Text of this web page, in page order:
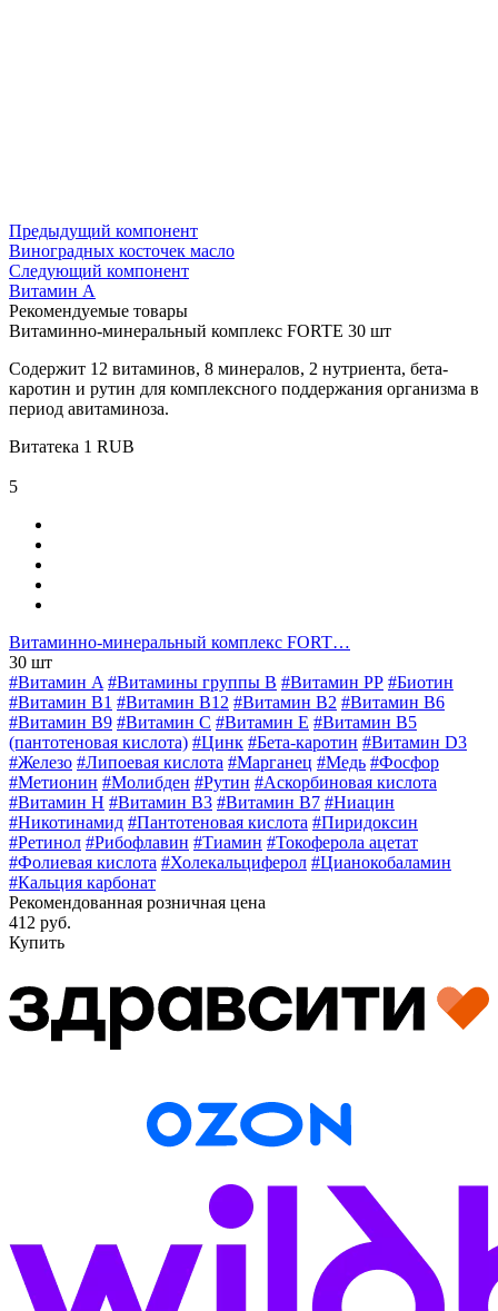
Предыдущий компонент
Виноградных косточек масло
Следующий компонент
Витамин A
Рекомендуемые товары
Витаминно-минеральный комплекс FORTE 30 шт
Содержит 12 витаминов, 8 минералов, 2 нутриента, бета-
каротин и рутин для комплексного поддержания организма в
период авитаминоза.
Витатека 1 RUB
5
Витаминно-минеральный комплекс FORT…
30 шт
#Витамин A #Витамины группы В #Витамин РР #Биотин
#Витамин B1 #Витамин B12 #Витамин B2 #Витамин B6
#Витамин B9 #Витамин C #Витамин E #Витамин В5
(пантотеновая кислота) #Цинк #Бета-каротин #Витамин D3
#Железо #Липоевая кислота #Марганец #Медь #Фосфор
#Метионин #Молибден #Рутин #Аскорбиновая кислота
#Витамин H #Витамин В3 #Витамин В7 #Ниацин
#Никотинамид #Пантотеновая кислота #Пиридоксин
#Ретинол #Рибофлавин #Тиамин #Токоферола ацетат
#Фолиевая кислота #Холекальциферол #Цианокобаламин
#Кальция карбонат
Рекомендованная розничная цена
412 руб.
Купить